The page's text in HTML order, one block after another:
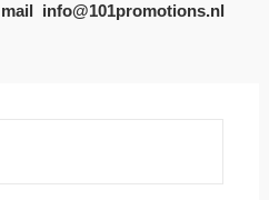
info@101promotions.nl